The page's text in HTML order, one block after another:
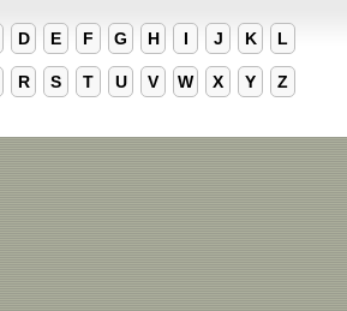
D E F G H I J K L
R S T U V W X Y Z